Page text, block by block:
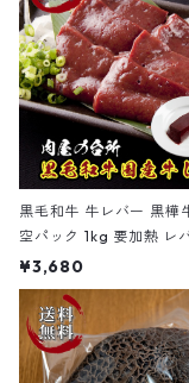
黒毛和牛 牛レバー 黒樺牛 冷凍真
空パック 1kg 要加熱 レ
料無料】
¥3,680